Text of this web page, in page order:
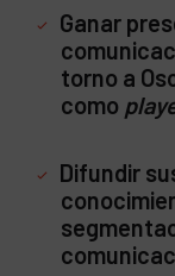
Ganar
torno a
como
Difundir